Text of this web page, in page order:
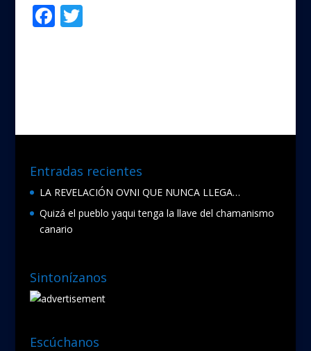
F
o
T
Entradas recientes
LA REVELACIÓN OVNI QUE NUNCA LLEGA…
Quizá el pueblo yaqui tenga la llave del chamanismo
canario
Sintonízanos
Escúchanos